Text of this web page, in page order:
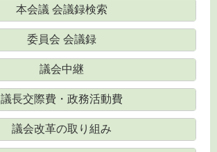
本会議 会議録検索
委員会 会議録
議会中継
議長交際費・政務活動費
議会改革の取り組み